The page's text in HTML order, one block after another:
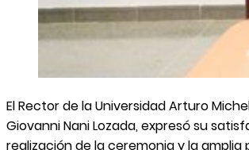
El Rector de la Universidad Arturo
Giovanni Nani Lozada, expresó su
realización de la ceremonia y la